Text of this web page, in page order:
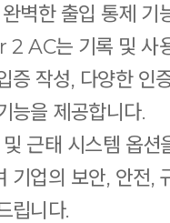
벽한 출입 통제 기
AC는 기록 및 사
증 작성, 다양한 인
능을 제공합니다.
근태 시스템 옵션
기업의 보안, 안전,
립니다.